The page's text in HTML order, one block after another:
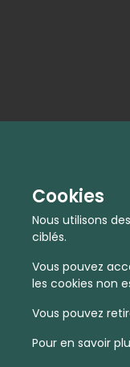
Cookies
Nous utilisons
ciblés.
Vous pouvez
les cookies non
Vous pouvez
Pour en savoir